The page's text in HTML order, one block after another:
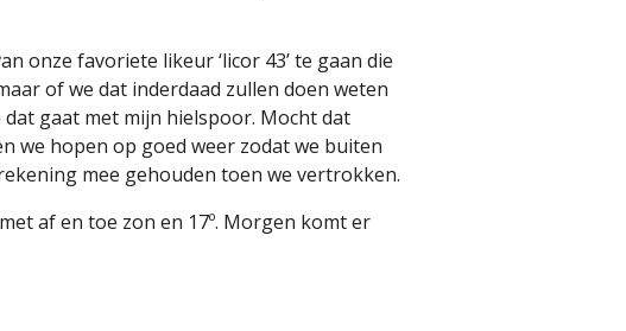
onze favoriete likeur ‘licor 43’ te gaan die
of we dat inderdaad zullen doen weten
gaat met mijn hielspoor. Mocht dat
we hopen op goed weer zodat we buiten
mee gehouden toen we vertrokken.
af en toe zon en 17º. Morgen komt er